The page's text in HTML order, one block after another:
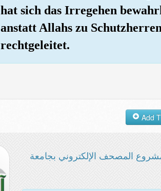
hat sich das Irregehen
anstatt Allahs zu
rechtgeleitet.
المصحف الإلكتروني بجامعة